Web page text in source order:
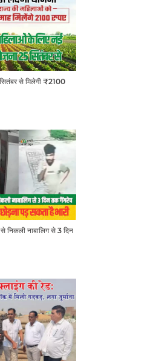
से मिलेगी ₹2100
निकली नाबालिग से 3 दिन